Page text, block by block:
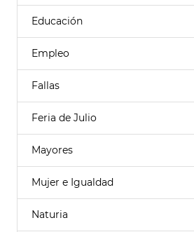
Educación
Empleo
Fallas
Feria de Julio
Mayores
Mujer e Igualdad
Naturia